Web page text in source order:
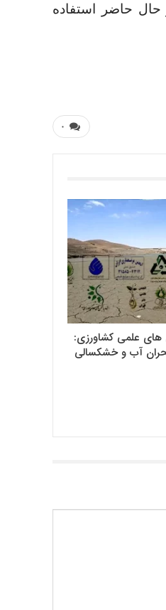
حال حاضر استفاده
۰
های علمی کشاورزی:
بحران آب و خشکسالی